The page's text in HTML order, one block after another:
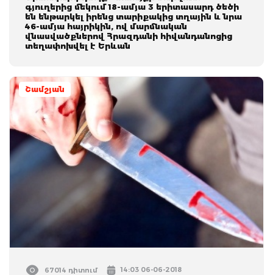
գյուղերից մեկում 18-ամյա 3 երիտասարդ ծեծի
են ենթարկել իրենց տարիքակից տղային և նրա
46-ամյա հայրիկին, ով մարմնական
վնասվածքներով Հրազդանի հիվանդանոցից
տեղափոխվել է Երևան
Շամշյան
67014 դիտում 14:03 06-06-2018